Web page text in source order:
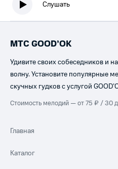
Слушать
МТС GOOD’OK
Удивите своих собеседников и
волну. Установите популярные
скучных гудков с услугой
Стоимость мелодий — от 75 ₽ / 30
Главная
Каталог